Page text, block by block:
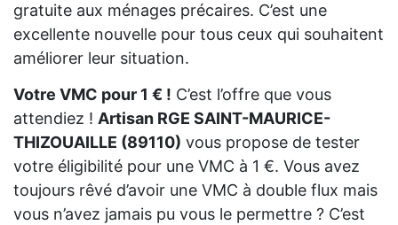
gratuite aux ménages précaires. C’est une
excellente nouvelle pour tous ceux qui souhaitent
améliorer leur situation.
Votre VMC pour 1 € ! C’est l’offre que vous
attendiez ! Artisan RGE SAINT-MAURICE-
THIZOUAILLE (89110) vous propose de tester
votre éligibilité pour une VMC à 1 €. Vous avez
toujours rêvé d’avoir une VMC à double flux mais
vous n’avez jamais pu vous le permettre ? C’est